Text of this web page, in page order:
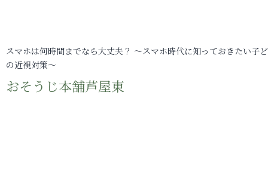
スマホは何時間までなら大丈夫？ ～スマホ時代に知っておきたい子
の近視対策～
おそうじ本舗芦屋東